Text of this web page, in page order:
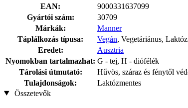
EAN:
9000331637099
Gyártói szám:
30709
Márkák:
Manner
Táplálkozás típusa:
Vegán, Vegetáriánus,
Eredet:
Ausztria
Nyomokban tartalmazhat: G - tej, H - diófélék
Tárolási útmutató:
Hűvös, száraz és fénytől
Tulajdonságok:
Laktózmentes
Összetevők